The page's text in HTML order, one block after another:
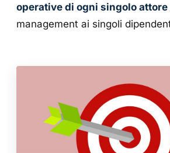
operative di ogni singolo
management ai singoli